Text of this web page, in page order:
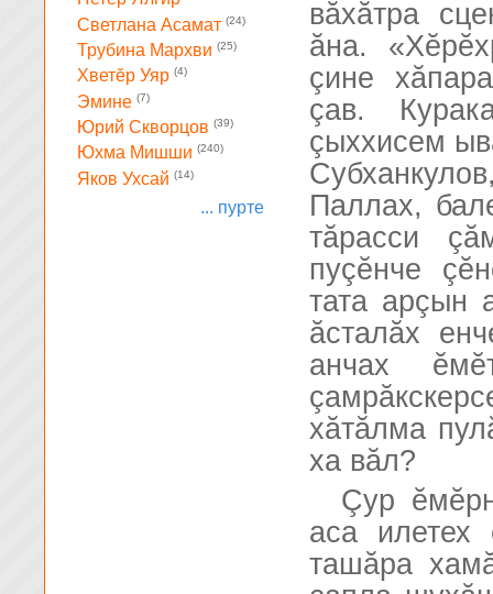
вăхăтра
ăна.
çине
çав.
çыххисем
Паллах,
тăрасси
пуçĕнче
тата арçын
ăсталăх
анчах
хăтăлма
ха вăл?
Çур
аса
ташăра
Светлана Асамат (24)
Трубина Мархви (25)
Хветĕр Уяр (4)
Эмине (7)
Юрий Скворцов (39)
Юхма Мишши (240)
Яков Ухсай (14)
... пурте